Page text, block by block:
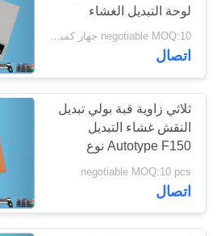
اتصل
اطلب
اقتباس
خريطة
الموقع
النقش غشاء
تبديل غشاء
13
لوحة التبديل الغشاء
negotiable MOQ:10 جهاز كمبيوتر شخصى / الكثير
اتصال
ثلاثي زاوية قبة بولي تبديل
النقش غشاء التبديل
Autotype F150 نوع
الرياضة
negotiable MOQ:10 pcs
اتصال